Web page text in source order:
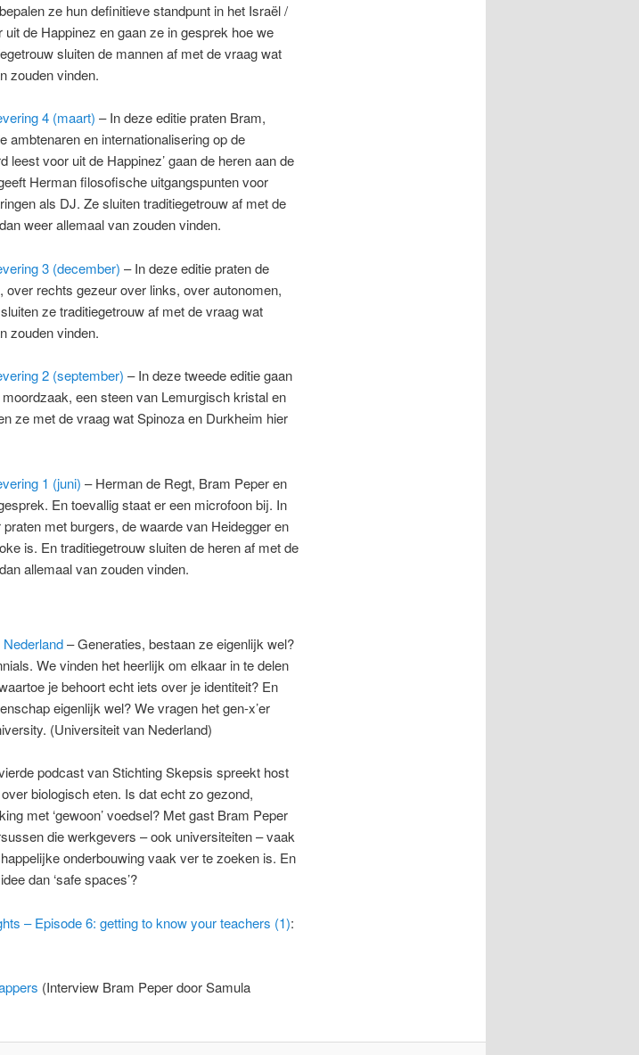
ze hun definitieve standpunt in het Israël /
de Happinez en gaan ze in gesprek hoe we
sluiten de mannen af met de vraag wat
zouden vinden.
4 (maart) – In deze editie praten Bram,
ambtenaren en internationalisering op de
leest voor uit de Happinez’ gaan de heren aan de
Herman filosofische uitgangspunten voor
als DJ. Ze sluiten traditiegetrouw af met de
weer allemaal van zouden vinden.
3 (december) – In deze editie praten de
rechts gezeur over links, over autonomen,
ze traditiegetrouw af met de vraag wat
zouden vinden.
2 (september) – In deze tweede editie gaan
een steen van Lemurgisch kristal en
ze met de vraag wat Spinoza en Durkheim hier
1 (juni) – Herman de Regt, Bram Peper en
En toevallig staat er een microfoon bij. In
met burgers, de waarde van Heidegger en
is. En traditiegetrouw sluiten de heren af met de
allemaal van zouden vinden.
– Generaties, bestaan ze eigenlijk wel?
We vinden het heerlijk om elkaar in te delen
je behoort echt iets over je identiteit? En
eigenlijk wel? We vragen het gen-x’er
(Universiteit van Nederland)
podcast van Stichting Skepsis spreekt host
biologisch eten. Is dat echt zo gezond,
met ‘gewoon’ voedsel? Met gast Bram Peper
die werkgevers – ook universiteiten – vaak
onderbouwing vaak ver te zoeken is. En
dan ‘safe spaces’?
– Episode 6: getting to know your teachers (1):
(Interview Bram Peper door Samula